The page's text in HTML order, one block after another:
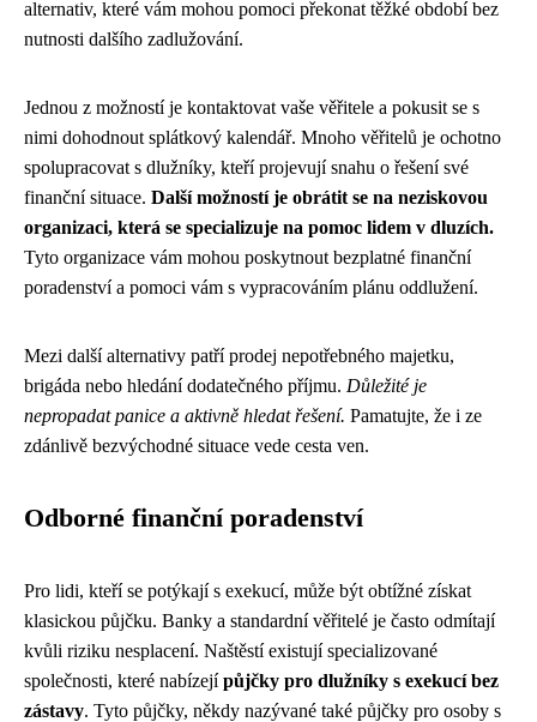
alternativ, které vám mohou pomoci překonat těžké období bez
nutnosti dalšího zadlužování.
Jednou z možností je kontaktovat vaše věřitele a pokusit se s
nimi dohodnout splátkový kalendář. Mnoho věřitelů je ochotno
spolupracovat s dlužníky, kteří projevují snahu o řešení své
finanční situace. Další možností je obrátit se na neziskovou
organizaci, která se specializuje na pomoc lidem v dluzích.
Tyto organizace vám mohou poskytnout bezplatné finanční
poradenství a pomoci vám s vypracováním plánu oddlužení.
Mezi další alternativy patří prodej nepotřebného majetku,
brigáda nebo hledání dodatečného příjmu. Důležité je
nepropadat panice a aktivně hledat řešení. Pamatujte, že i ze
zdánlivě bezvýchodné situace vede cesta ven.
Odborné finanční poradenství
Pro lidi, kteří se potýkají s exekucí, může být obtížné získat
klasickou půjčku. Banky a standardní věřitelé je často odmítají
kvůli riziku nesplacení. Naštěstí existují specializované
společnosti, které nabízejípůjčky pro dlužníky s exekucí bez
zástavy. Tyto půjčky, někdy nazývané také půjčky pro osoby s